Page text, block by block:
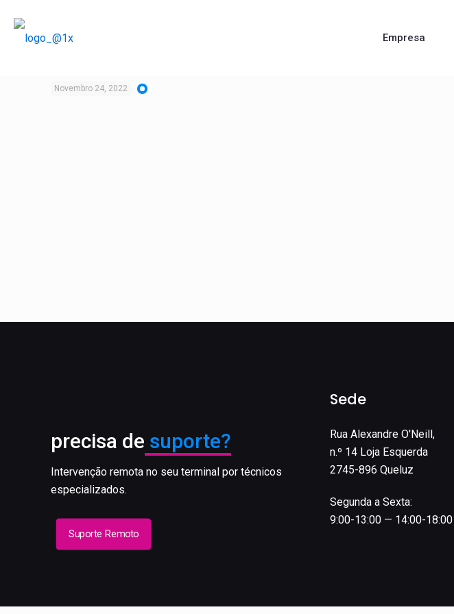
Empresa
Novembro 24, 2022
precisa de suporte?
Intervenção remota no seu terminal por técnicos
especializados.
Suporte Remoto
Sede
Rua Alexandre O'Neill,
n.º 14 Loja Esquerda
2745-896 Queluz
Segunda a Sexta:
9:00-13:00 — 14:00-18:00